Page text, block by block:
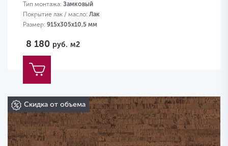
Тип монтажа: Замковый
Покрытие лак / масло: Лак
Размер: 915х305х10,5 мм
8 180 руб. м2
Скидка от объема